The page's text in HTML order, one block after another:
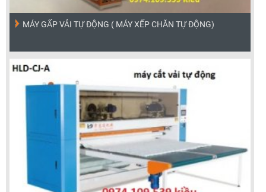
MÁY GẤP VẢI TỰ ĐỘNG ( MÁY XẾP CHĂN TỰ ĐỘNG)